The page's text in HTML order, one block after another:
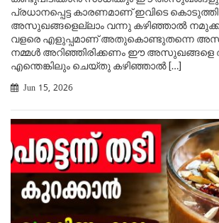
പ്രധാനപ്പെട്ട കാരണമാണ് ഇവിടെ
അസുഖങ്ങളെല്ലാം വന്നു കഴിഞ്ഞാൽ നമുക്ക്
വളരെ എളുപ്പമാണ് അതുകൊണ്ടുതന്നെ
നമ്മൾ അറിഞ്ഞിരിക്കണം ഈ അസുഖങ്ങളെ
എന്തെങ്കിലും ചെയ്തു കഴിഞ്ഞാൽ […]
Jun 15, 2026